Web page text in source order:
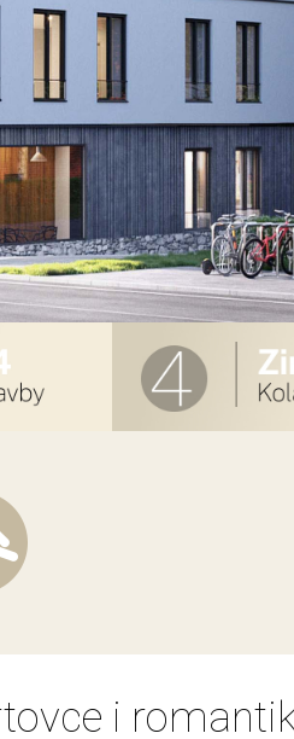
i romantiky